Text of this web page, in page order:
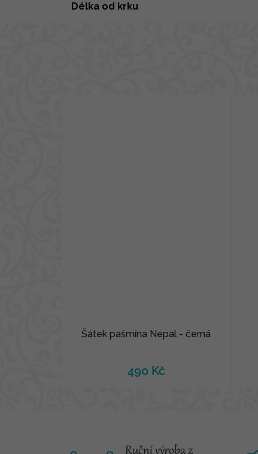
Šátek pašmína Nepal - černá
490 Kč
Délka od krku